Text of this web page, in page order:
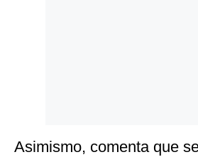
Asimismo, comenta que